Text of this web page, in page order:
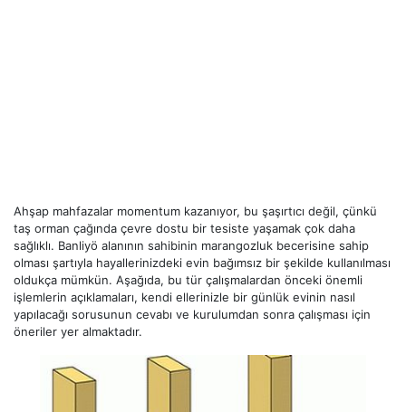
Ahşap mahfazalar momentum kazanıyor, bu şaşırtıcı değil, çünkü
taş orman çağında çevre dostu bir tesiste yaşamak çok daha
sağlıklı. Banliyö alanının sahibinin marangozluk becerisine sahip
olması şartıyla hayallerinizdeki evin bağımsız bir şekilde kullanılması
oldukça mümkün. Aşağıda, bu tür çalışmalardan önceki önemli
işlemlerin açıklamaları, kendi ellerinizle bir günlük evinin nasıl
yapılacağı sorusunun cevabı ve kurulumdan sonra çalışması için
öneriler yer almaktadır.